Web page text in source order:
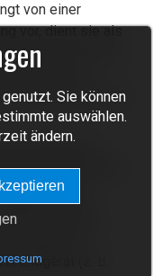
von einer
vor, dient sie als
wir uns auf
in
jeweiligen Dienste
unterschieden:
oder
werden
Endgerät (z. B.
Sie können
auswählen.
ändern.